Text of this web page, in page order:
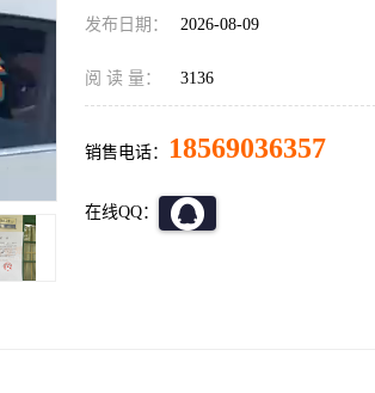
发布日期： 2026-08-09
阅 读 量： 3136
销售电话： 18569036357
在线QQ：